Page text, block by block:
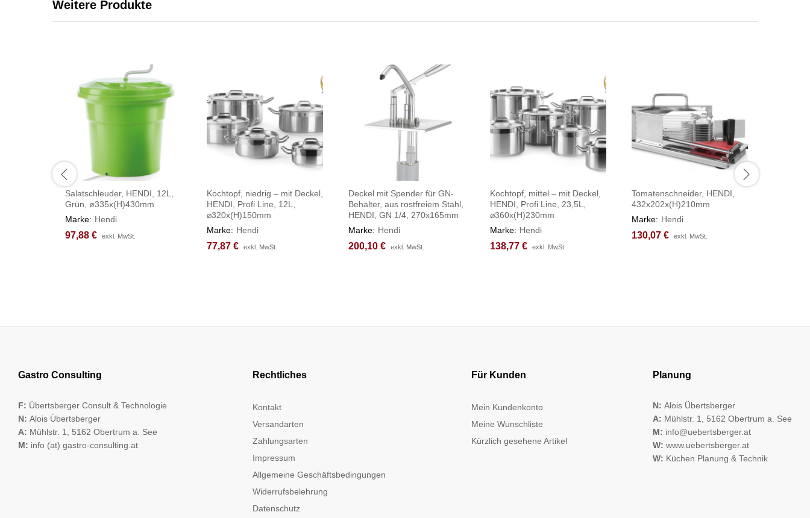
Weitere Produkte
Salatschleuder, HENDI, 12L,
Grün, ø335x(H)430mm
Marke: Hendi
97,88 € exkl. MwSt.
97,88 € exkl. MwSt.
Kochtopf, niedrig – mit Deckel,
HENDI, Profi Line, 12L,
⌀320x(H)150mm
Marke: Hendi
77,87 € exkl. MwSt.
77,87 € exkl. MwSt.
Deckel mit Spender für GN-
Behälter, aus rostfreiem Stahl,
HENDI, GN 1/4, 270x165mm
Marke: Hendi
200,10 € exkl. MwSt.
200,10 € exkl. MwSt.
Kochtopf, mittel – mit Deckel,
HENDI, Profi Line, 23,5L,
⌀360x(H)230mm
Marke: Hendi
138,77 € exkl. MwSt.
138,77 € exkl. MwSt.
Tomatenschneider, HENDI,
432x202x(H)210mm
Marke: Hendi
130,07 € exkl. MwSt.
130,07 € exkl. MwSt.
Gastro Consulting
F: Übertsberger Consult & Technologie
N: Alois Übertsberger
A: Mühlstr. 1, 5162 Obertrum a. See
M: info (at) gastro-consulting.at
Rechtliches
Kontakt
Versandarten
Zahlungsarten
Impressum
Allgemeine Geschäftsbedingungen
Widerrufsbelehrung
Datenschutz
Für Kunden
Mein Kundenkonto
Meine Wunschliste
Kürzlich gesehene Artikel
Planung
N: Alois Übertsberger
A: Mühlstr. 1, 5162 Obertrum a. See
M: info@uebertsberger.at
W: www.uebertsberger.at
W: Küchen Planung & Technik